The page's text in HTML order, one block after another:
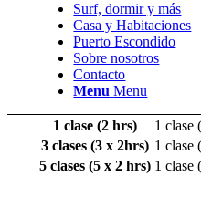
Surf, dormir y más
Casa y Habitaciones
Puerto Escondido
Sobre nosotros
Contacto
Menu Menu
1 clase (2 hrs)
3 clases (3 x 2hrs)
5 clases (5 x 2 hrs)